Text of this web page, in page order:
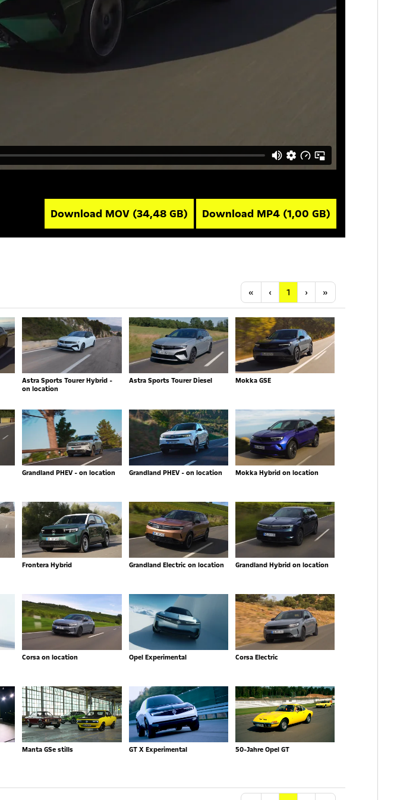
Download MOV (34,48 GB) Download MP4 (1,00 GB)
« Anfang
‹ Vorherige
1 ›Nächste
»
Astra Sports Tourer Hybrid -
on location
Astra Sports Tourer Diesel Mokka GSE
Grandland PHEV - on location Grandland PHEV - on location Mokka Hybrid on location
Frontera Hybrid Grandland Electric on location Grandland Hybrid on location
Corsa on location Opel Experimental Corsa Electric
Manta GSe stills GT X Experimental 50-Jahre Opel GT